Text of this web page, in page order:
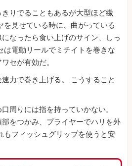
りでることもあるが大型ほど繊
を見せている時に、曲がっている
なったら食い上げのサイン、しっ
は電動リールでミチイトを巻きな
セが有効だ。
力で巻き上げる。 こうすること
周りには指を持っていかない。
をつかみ、プライヤーでハリを外
もフィッシュグリップを使うと安